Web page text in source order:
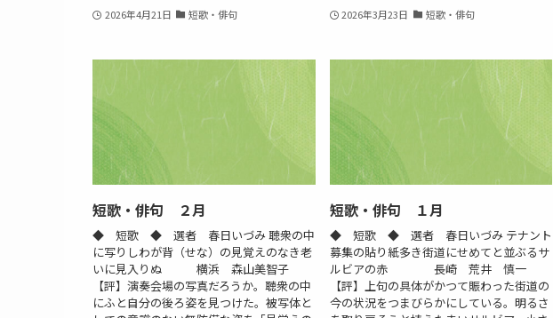
2026年4月21日 短歌・俳句 2026年3月23日 短歌・俳句
短歌・俳句 ２月
◆ 短歌 ◆ 選者 春日いづみ 聴衆の中
に写りしわが背（せな）の見覚えのなき老
いに見入りぬ 横浜 森山美智子
【評】演奏会場の写真だろうか。聴衆の中
にふと自分の後ろ姿を見つけた。被写体と
短歌・俳句 １月
◆ 短歌 ◆ 選者 春日いづみ テナント
募集の貼り紙多き街道にせめてと並ぶるサ
ルビアの赤 長崎 荒井 慎一
【評】上句の具体がかつて賑わった街道の
今の状況をつまびらかにしている。明るさ